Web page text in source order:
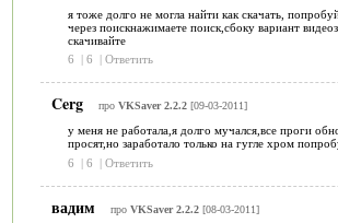
я тоже долго не могла найти как скачать,
через поискнажимаете поиск,сбоку вариант
скачивайте
6
| 6 | Ответить
Cerg про VKSaver 2.2.2[09-03-2011]
у меня не работала,я долго мучался,все проги
просят,но заработало только на гугле хром
6
| 6 | Ответить
вадим про VKSaver 2.2.2[08-03-2011]